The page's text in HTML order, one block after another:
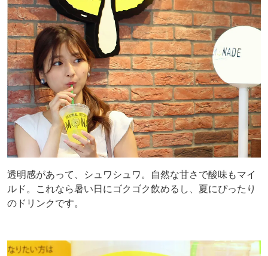
透明感があって、シュワシュワ。自然な甘さで酸味もマイ
ルド。これなら暑い日にゴクゴク飲めるし、夏にぴったり
のドリンクです。